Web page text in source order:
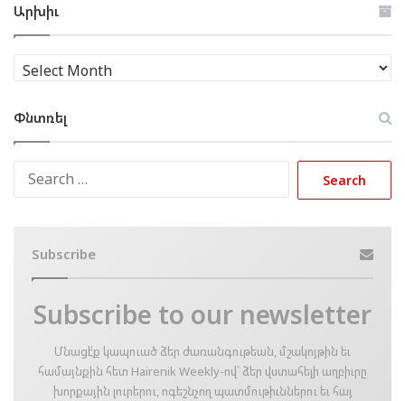
Արխիւ
Արխիւ
Փնտռել
Subscribe
Subscribe to our newsletter
Մնացէ՛ք կապուած ձեր ժառանգութեան, մշակոյթին եւ
համայնքին հետ Hairenik Weekly-ով՝ ձեր վստահելի աղբիւրը
խորքային լուրերու, ոգեշնչող պատմութիւններու եւ հայ